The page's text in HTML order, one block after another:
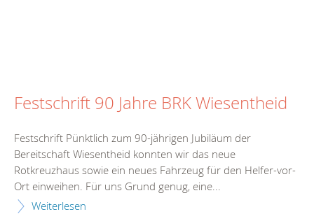
Festschrift 90 Jahre BRK Wiesentheid
Festschrift Pünktlich zum 90-jährigen Jubiläum der
Bereitschaft Wiesentheid konnten wir das neue
Rotkreuzhaus sowie ein neues Fahrzeug für den Helfer-vor-
Ort einweihen. Für uns Grund genug, eine...
Weiterlesen